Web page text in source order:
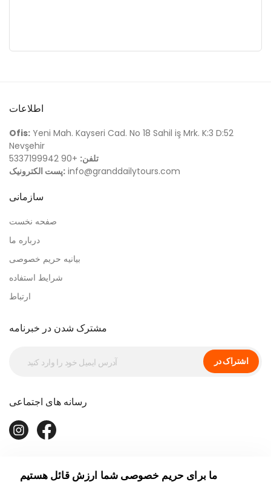
اطلاعات
Ofis: Yeni Mah. Kayseri Cad. No 18 Sahil iş Mrk. K:3 D:52
Nevşehir
تلفن: +90 5337199942
پست الکترونیک: info@granddailytours.com
سازمانی
صفحه نخست
درباره ما
بیانیه حریم خصوصی
شرایط استفاده
ارتباط
مشترک شدن در خبرنامه
اشتراک در
رسانه های اجتماعی
ما برای حریم خصوصی شما ارزش قائل هستیم